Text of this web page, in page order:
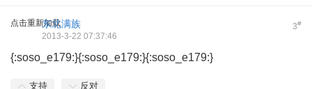
点击重新加载 3#
东北满族
2013-3-22 07:37:46
{:soso_e179:}{:soso_e179:}{:soso_e179:}
支持 反对